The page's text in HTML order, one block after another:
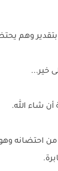
وهم
خير...
أن شاء الله.
احتضانه